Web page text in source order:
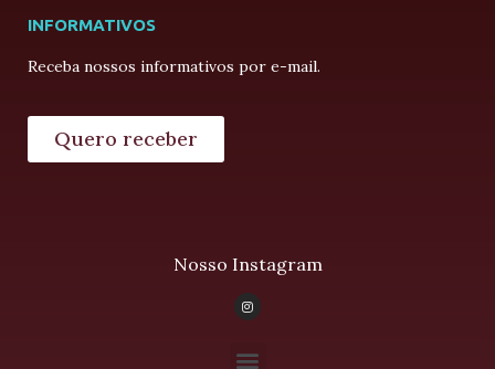
INFORMATIVOS
Receba nossos informativos por e-mail.
Quero receber
Nosso Instagram